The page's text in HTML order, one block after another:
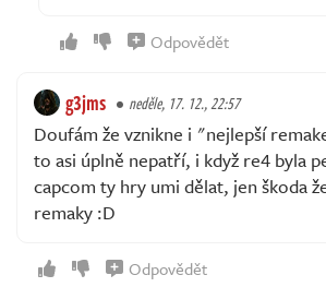
Odpovědět
g3jms neděle, 17. 12., 22:57
Doufám že vznikne i "nejlepší
to asi úplně nepatří, i když re4 byla
capcom ty hry umi dělat, jen škoda
remaky :D
Odpovědět